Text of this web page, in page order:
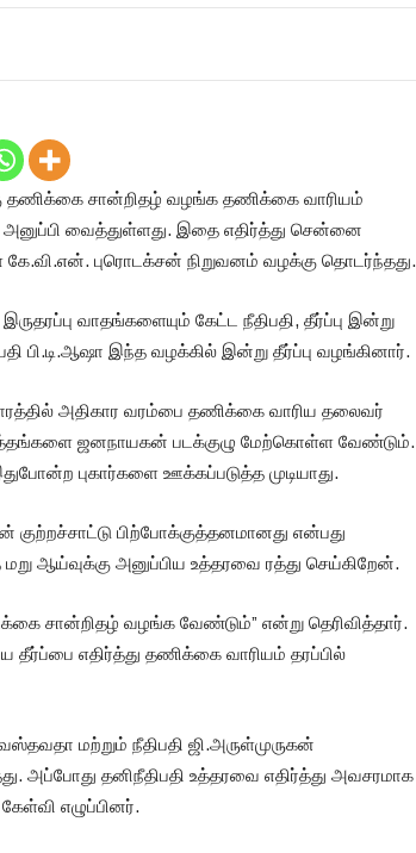
தணிக்கை சான்றிதழ் வழங்க தணிக்கை வாரியம்
அனுப்பி வைத்துள்ளது. இதை எதிர்த்து சென்னை
புரொடக்சன் நிறுவனம் வழக்கு தொடர்ந்தது.
வாதங்களையும் கேட்ட நீதிபதி, தீர்ப்பு இன்று
பி.டி.ஆஷா இந்த வழக்கில் இன்று தீர்ப்பு வழங்கினார்.
அதிகார வரம்பை தணிக்கை வாரிய தலைவர்
ஜனநாயகன் படக்குழு மேற்கொள்ள வேண்டும்.
புகார்களை ஊக்கப்படுத்த முடியாது.
பிற்போக்குத்தனமானது என்பது
ஆய்வுக்கு அனுப்பிய உத்தரவை ரத்து செய்கிறேன்.
சான்றிதழ் வழங்க வேண்டும்” என்று தெரிவித்தார்.
தீர்ப்பை எதிர்த்து தணிக்கை வாரியம் தரப்பில்
மற்றும் நீதிபதி ஜி.அருள்முருகன்
அப்போது தனிநீதிபதி உத்தரவை எதிர்த்து அவசரமாக
எழுப்பினர்.